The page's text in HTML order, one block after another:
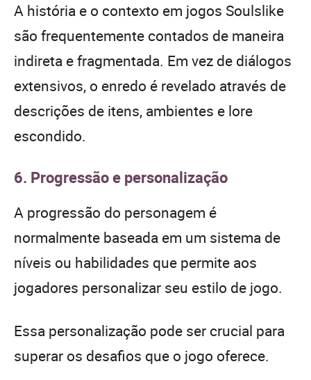
A história e o contexto em jogos Soulslike
são frequentemente contados de maneira
indireta e fragmentada. Em vez de diálogos
extensivos, o enredo é revelado através de
descrições de itens, ambientes e lore
escondido.
6. Progressão e personalização
A progressão do personagem é
normalmente baseada em um sistema de
níveis ou habilidades que permite aos
jogadores personalizar seu estilo de jogo.
Essa personalização pode ser crucial para
superar os desafios que o jogo oferece.